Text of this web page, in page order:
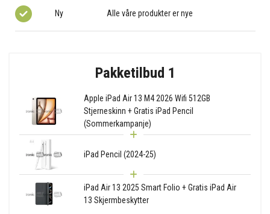
Ny Alle våre produkter er nye
Pakketilbud 1
Apple iPad Air 13 M4 2026 Wifi 512GB
Stjerneskinn + Gratis iPad Pencil
(Sommerkampanje)
iPad Pencil (2024-25)
iPad Air 13 2025 Smart Folio + Gratis iPad Air
13 Skjermbeskytter